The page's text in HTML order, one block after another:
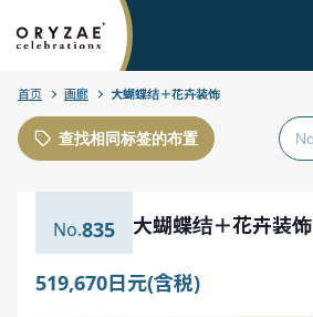
首页 画廊 大蝴蝶结＋花卉装饰
查找相同标签的布置
835 大蝴蝶结＋花卉装饰
519,670日元(含税)